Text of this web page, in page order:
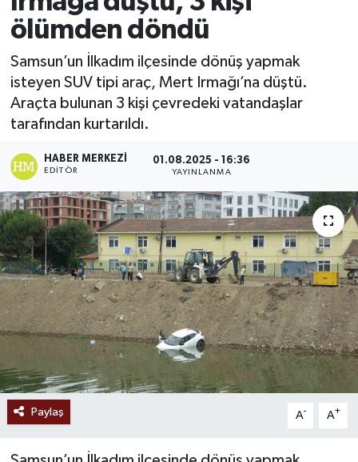
ölümden döndü
Samsun’un İlkadım ilçesinde dönüş yapmak
isteyen SUV tipi araç, Mert Irmağı’na düştü.
Araçta bulunan 3 kişi çevredeki vatandaşlar
tarafından kurtarıldı.
HABER MERKEZI
EDITÖR
01.08.2025 - 16:36
YAYINLANMA
Paylaş A- A+
Ekonomi
Sağlık
Tokat Haber